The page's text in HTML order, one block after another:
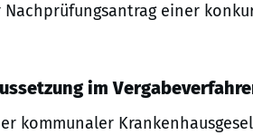
einer
im
kommunaler